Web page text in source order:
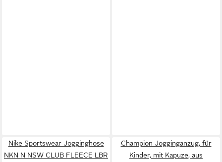
Nike Sportswear Jogginghose
NKN N NSW CLUB FLEECE LBR
Champion Jogginganzug, für
Kinder, mit Kapuze, aus